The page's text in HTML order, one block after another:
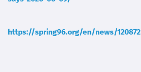
https://spring96.org/en/news/120872